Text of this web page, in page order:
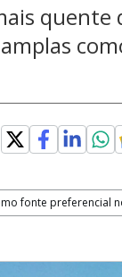
quente
fonte preferencial